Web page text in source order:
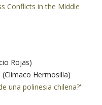
Conflicts in the Middle
Rojas)
(Clímaco Hermosilla)
una polinesia chilena?''